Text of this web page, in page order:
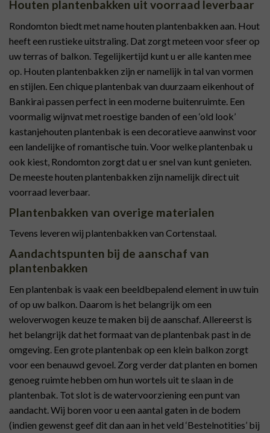
Houten plantenbakken uit voorraad leverbaar
Rondomton biedt met name houten plantenbakken aan. Hout
heeft een rustieke uitstraling. Dat zorgt meteen voor sfeer op
uw terras of balkon. Tegelijkertijd kunt u er alle kanten mee
op. Houten plantenbakken zijn er namelijk in tal van vormen
en stijlen. Een chique plantenbak van duurzaam eikenhout of
Bankirai passen perfect in een moderne buitenruimte. Een
voormalig wijnvat met roestige banden of een ‘old look’
kastanjehouten plantenbak is een decoratieve aanwinst voor
een landelijke of romantische tuin. Voor welke plantenbak u
ook kiest, Rondomton zorgt dat u er snel van kunt genieten.
De meeste houten plantenbakken zijn namelijk direct uit
voorraad leverbaar.
Plantenbakken van overige materialen
Tevens leveren wij plantenbakken van Cortenstaal.
Aandachtspunten bij de aanschaf van
plantenbakken
Een plantenbak is vaak een beeldbepalend element in uw tuin
of op uw balkon. Daarom is het belangrijk om een
weloverwogen keuze te maken bij de aanschaf. Allereerst is
het belangrijk dat het formaat van de plantenbak past in de
omgeving. Een grote plantenbak op een klein balkon zorgt
voor een benauwd gevoel. Zorg verder dat planten en bomen
genoeg ruimte hebben om hun wortels uit te slaan in de
plantenbak. Tot slot is de watervoorziening een punt van
aandacht. Wij boren voor u een aantal gaten in de bodem
(indien gewenst geef dit dan aan in het veld ‘Bestelnotities’ bij